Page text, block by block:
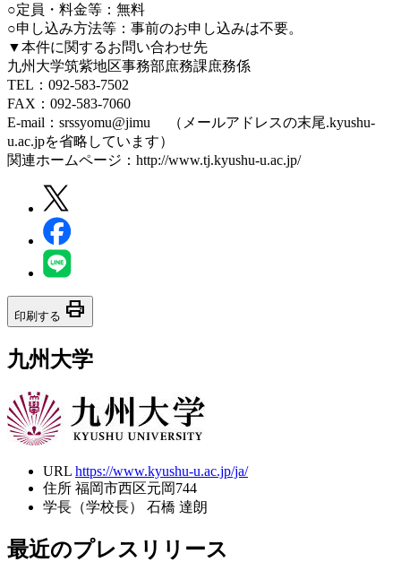
○定員・料金等：無料
○申し込み方法等：事前のお申し込みは不要。
▼本件に関するお問い合わせ先
九州大学筑紫地区事務部庶務課庶務係
TEL：092-583-7502
FAX：092-583-7060
E-mail：srssyomu@jimu （メールアドレスの末尾.kyushu-
u.ac.jpを省略しています）
関連ホームページ：http://www.tj.kyushu-u.ac.jp/
印刷する print
九州大学
URL https://www.kyushu-u.ac.jp/ja/
住所 福岡市西区元岡744
学長（学校長）
石橋 達朗
最近のプレスリリース